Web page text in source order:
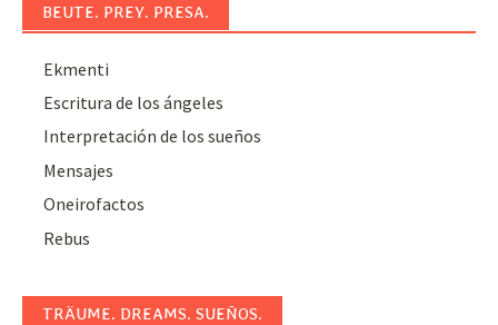
BEUTE. PREY. PRESA.
Ekmenti
Escritura de los ángeles
Interpretación de los sueños
Mensajes
Oneirofactos
Rebus
TRÄUME. DREAMS. SUEÑOS.